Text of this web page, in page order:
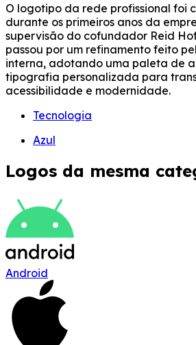
O logotipo da rede profissional foi
durante os primeiros anos da
supervisão do cofundador Reid
passou por um refinamento feito
interna, adotando uma paleta de
tipografia personalizada para
acessibilidade e modernidade.
Tecnologia
Azul
Logos da mesma
Android